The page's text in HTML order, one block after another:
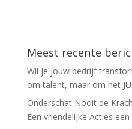
Meest recente
Wil je jouw bedrijf
om talent, maar om het
Onderschat Nooit de
Een vriendelijke Acties